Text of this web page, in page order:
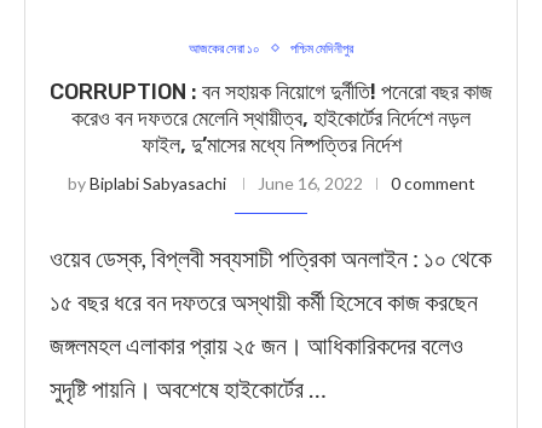
আজকের সেরা ১০ পশ্চিম মেদিনীপুর
CORRUPTION : বন সহায়ক নিয়োগে দুর্নীতি! পনেরো বছর কাজ
করেও বন দফতরে মেলেনি স্থায়ীত্ব, হাইকোর্টের নির্দেশে নড়ল
ফাইল, দু’মাসের মধ্যে নিষ্পত্তির নির্দেশ
byBiplabi Sabyasachi June 16, 2022 0 comment
ওয়েব ডেস্ক, বিপ্লবী সব্যসাচী পত্রিকা অনলাইন : ১০ থেকে
১৫ বছর ধরে বন দফতরে অস্থায়ী কর্মী হিসেবে কাজ করছেন
জঙ্গলমহল এলাকার প্রায় ২৫ জন। আধিকারিকদের বলেও
সুদৃষ্টি পায়নি। অবশেষে হাইকোর্টের …